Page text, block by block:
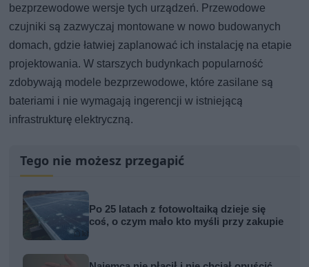
bezprzewodowe wersje tych urządzeń. Przewodowe
czujniki są zazwyczaj montowane w nowo budowanych
domach, gdzie łatwiej zaplanować ich instalację na etapie
projektowania. W starszych budynkach popularność
zdobywają modele bezprzewodowe, które zasilane są
bateriami i nie wymagają ingerencji w istniejącą
infrastrukturę elektryczną.
Tego nie możesz przegapić
Po 25 latach z fotowoltaiką dzieje się
coś, o czym mało kto myśli przy zakupie